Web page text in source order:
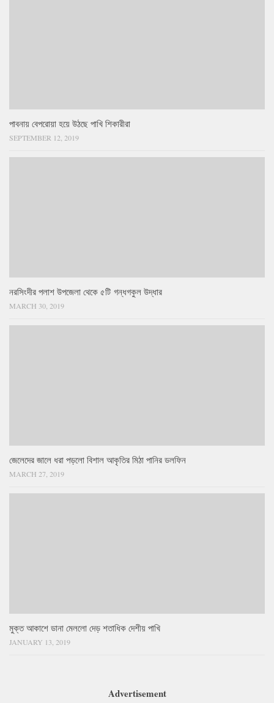
পাবনায় বেপরোয়া হয়ে উঠছে পাখি শিকারীরা
SEPTEMBER 12, 2019
নরসিংদীর পলাশ উপজেলা থেকে ৫টি গন্ধগকুল উদ্ধার
MARCH 30, 2019
জেলেদের জালে ধরা পড়লো বিশাল আকৃতির মিঠা পানির ডলফিন
MARCH 27, 2019
মুক্ত আকাশে ডানা মেললো দেড় শতাধিক দেশীয় পাখি
JANUARY 13, 2019
Advertisement